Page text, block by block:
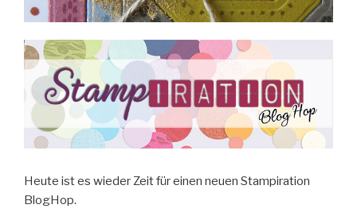
Heute ist es wieder Zeit für einen neuen Stampiration
BlogHop.